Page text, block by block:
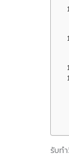
รับท